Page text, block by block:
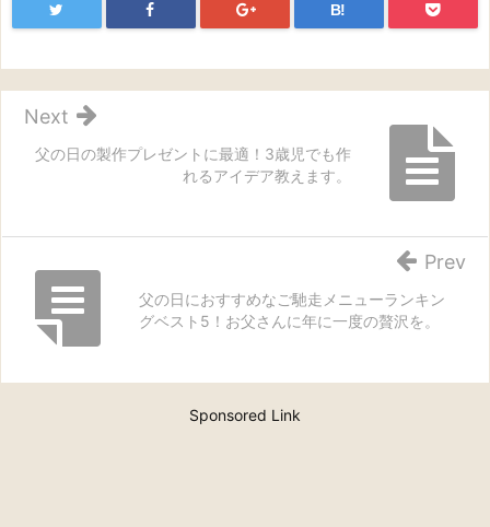
B!
父の日の製作プレゼントに最適！3歳児でも作
れるアイデア教えます。
Next
父の日におすすめなご馳走メニューランキン
グベスト5！お父さんに年に一度の贅沢を。
Prev
Sponsored Link